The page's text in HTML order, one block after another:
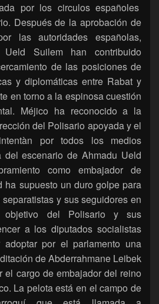
por los circulos españoles
Después de la aprobación de
las autoridades españolas,
Suilem han contribuido
de las posiciones de
y diplomáticas entre Rabat y
en torno a la espinosa cuestión
Méjico ha reconocido a la
del Polisario apoyada y el
por todos los medios
del escenario de Ahmadu Ueld
como embajador de
ha supuesto un duro golpe para
y sus seguidores en
objetivo del Polisario y sus
a los diputados socialistas
adoptar por el parlamento una
de Abderrahmane Leibek
el cargo de embajador del reino
La pelota está en el campo de